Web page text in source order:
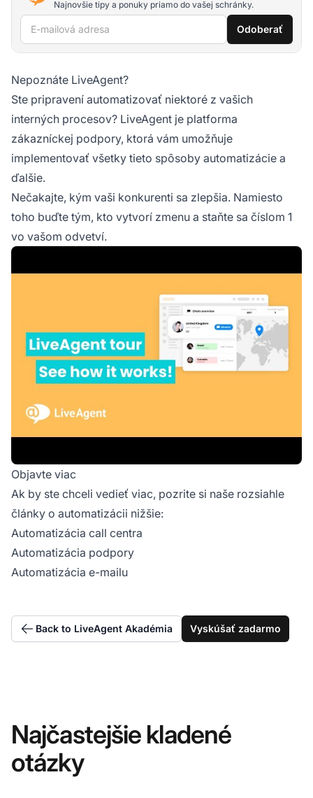
Najnovšie tipy a ponuky priamo do vašej schránky.
E-mailová adresa Odoberať
Nepoznáte LiveAgent?
Ste pripravení automatizovať niektoré z vašich
interných procesov? LiveAgent je platforma
zákazníckej podpory, ktorá vám umožňuje
implementovať všetky tieto spôsoby automatizácie a
ďalšie.
Nečakajte, kým vaši konkurenti sa zlepšia. Namiesto
toho buďte tým, kto vytvorí zmenu a staňte sa číslom 1
vo vašom odvetví.
Objavte viac
Ak by ste chceli vedieť viac, pozrite si naše rozsiahle
články o automatizácii nižšie:
Automatizácia call centra
Automatizácia podpory
Automatizácia e-mailu
Back to LiveAgent Akadémia Vyskúšať zadarmo
Najčastejšie kladené
otázky